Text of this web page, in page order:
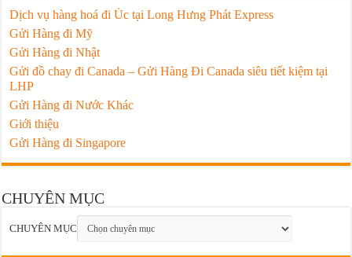
Dịch vụ hàng hoá đi Úc tại Long Hưng Phát Express
Gửi Hàng đi Mỹ
Gửi Hàng đi Nhật
Gửi đồ chay đi Canada – Gửi Hàng Đi Canada siêu tiết kiệm tại
LHP
Gửi Hàng đi Nước Khác
Giới thiệu
Gửi Hàng đi Singapore
CHUYÊN MỤC
CHUYÊN MỤC